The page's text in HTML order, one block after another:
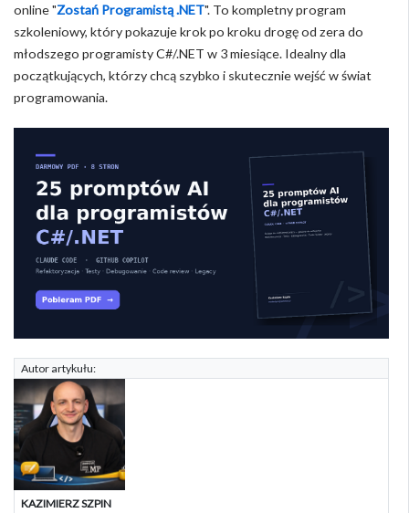
online "Zostań Programistą .NET". To kompletny program
szkoleniowy, który pokazuje krok po kroku drogę od zera do
młodszego programisty C#/.NET w 3 miesiące. Idealny dla
początkujących, którzy chcą szybko i skutecznie wejść w świat
programowania.
Autor artykułu:
KAZIMIERZ SZPIN